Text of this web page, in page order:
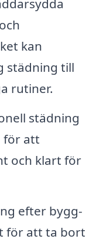
kan
städning till
rutiner.
städning
för att
och klart för
efter bygg-
för att ta bort